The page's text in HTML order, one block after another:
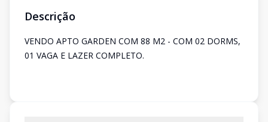
Descrição
VENDO APTO GARDEN COM 88 M2 - COM 02 DORMS,
01 VAGA E LAZER COMPLETO.